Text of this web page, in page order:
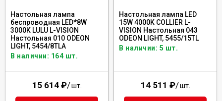
Настольная лампа
беспроводная LED*8W
3000K LULU L-VISION
Настольная 010 ODEON
LIGHT, 5454/8TLA
В наличии: 164 шт.
15 614 ₽/шт.
Настольная лампа LED
15W 4000K COLLIER L-
VISION Настольная 043
ODEON LIGHT, 5455/15TL
В наличии: 5 шт.
14 511 ₽/шт.